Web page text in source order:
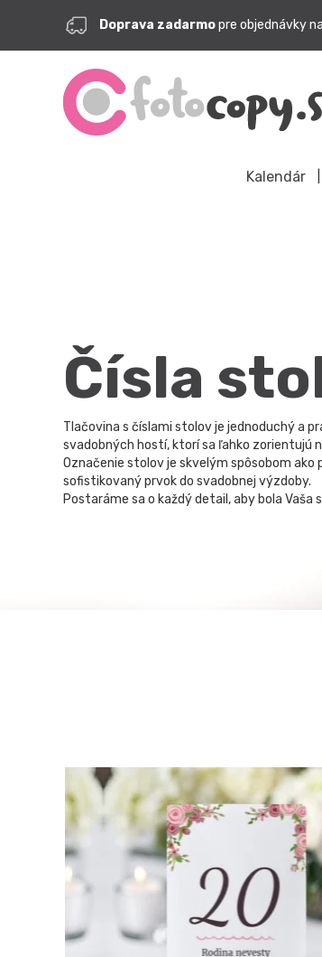
Doprava zadarmopre objednávky
Kalendár
Čísla
Tlačovina s číslami stolov je jednoduchý a
svadobných hostí, ktorí sa ľahko zorientujú
Označenie stolov je skvelým spôsobom ako
sofistikovaný prvok do svadobnej výzdoby.
Postaráme sa o každý detail, aby bola Vaša